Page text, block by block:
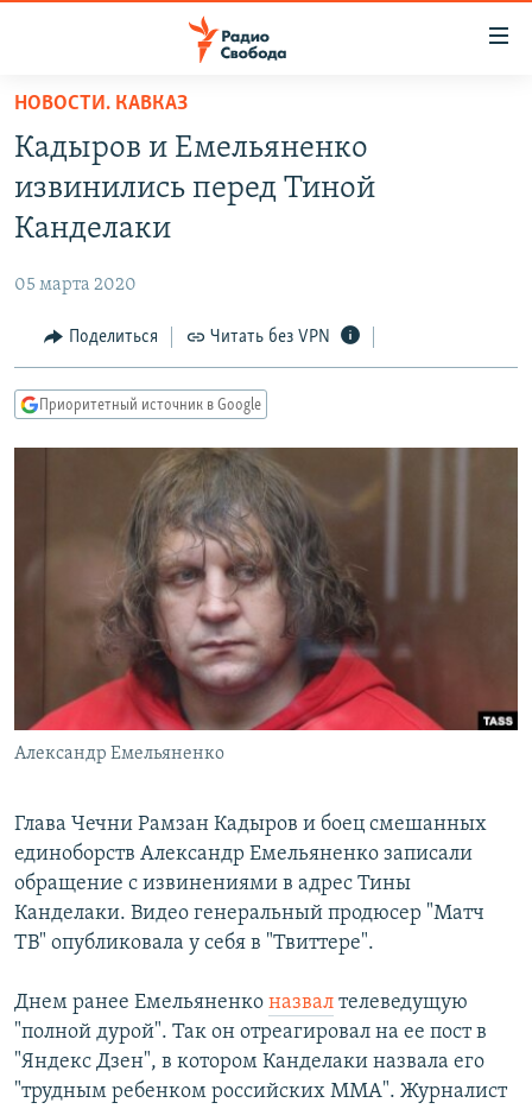
упрощенного
доступа
основному
Вернутся
Вернутся
ПОДКАСТЫ
АВТОРСКИЕ ПРОЕКТЫ
МНЕНИЯ
КУЛЬТУРА
КАВКАЗ.РЕАЛИИ
СЕВЕР.РЕАЛИИ
СИБИРЬ.РЕАЛИИ
РАСПИСАНИЕ ВЕЩАНИЯ
ПОДПИШИТЕСЬ НА РАССЫЛКУ
СОЦИАЛЬНЫЕ СЕТИ
Все сайты РСЕ/РС
НОВОСТИ. КАВКАЗ
Кадыров и Емельяненко
извинились перед Тиной
Канделаки
05 марта 2020
Поделиться Читать без VPN
Приоритетный источник в Google
Александр Емельяненко
Глава Чечни Рамзан Кадыров и боец смешанных
единоборств Александр Емельяненко записали
обращение с извинениями в адрес Тины
Канделаки. Видео генеральный продюсер "Матч
ТВ" опубликовала у себя в "Твиттере".
Днем ранее Емельяненко назвал телеведущую
"полной дурой". Так он отреагировал на ее пост в
"Яндекс Дзен", в котором Канделаки назвала его
"трудным ребенком российских MMA". Журналист